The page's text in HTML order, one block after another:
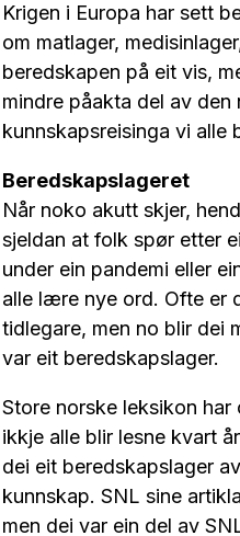
Krigen i Europa har sett
om matlager,
beredskapen på eit vis,
mindre påakta del av
kunnskapsreisinga vi alle
Beredskapslageret
Når noko akutt skjer,
sjeldan at folk spør etter
under ein pandemi eller
alle lære nye ord. Ofte er
tidlegare, men no blir dei
var eit beredskapslager.
Store norske leksikon
ikkje alle blir lesne kvart
dei eit beredskapslager
kunnskap. SNL sine
men dei var ein del av